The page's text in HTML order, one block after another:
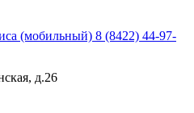
(мобильный) 8 (8422) 44-97-
д.26